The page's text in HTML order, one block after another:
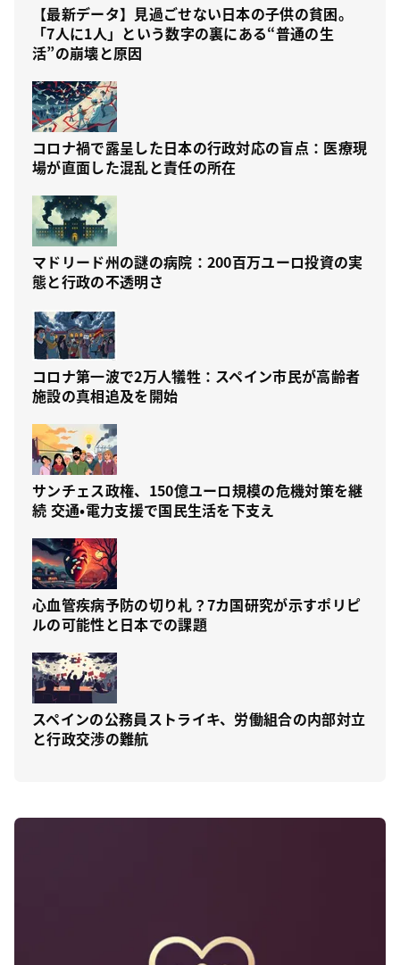
【最新データ】見過ごせない日本の子供の貧困。
「7人に1人」という数字の裏にある“普通の生
活”の崩壊と原因
コロナ禍で露呈した日本の行政対応の盲点：医療現
場が直面した混乱と責任の所在
マドリード州の謎の病院：200百万ユーロ投資の実
態と行政の不透明さ
コロナ第一波で2万人犠牲：スペイン市民が高齢者
施設の真相追及を開始
サンチェス政権、150億ユーロ規模の危機対策を継
続 交通・電力支援で国民生活を下支え
心血管疾病予防の切り札？7カ国研究が示すポリピ
ルの可能性と日本での課題
スペインの公務員ストライキ、労働組合の内部対立
と行政交渉の難航